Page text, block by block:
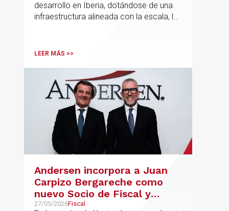
desarrollo en Iberia, dotándose de una
infraestructura alineada con la escala, la
LEER MÁS >>
Andersen incorpora a Juan
Carpizo Bergareche como
nuevo Socio de Fiscal y
responsable de la práctica
27/05/2026Fiscal